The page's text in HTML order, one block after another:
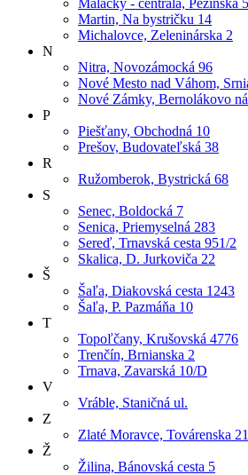
Martin, Na bystričku 14
Michalovce, Zeleninárska 2
N
Nitra, Novozámocká 96
Nové Mesto nad Váhom,
Nové Zámky, Bernolákovo
P
Piešťany, Obchodná 10
Prešov, Budovateľská 38
R
Ružomberok, Bystrická 68
S
Senec, Boldocká 7
Senica, Priemyselná 283
Sereď, Trnavská cesta 951/2
Skalica, D. Jurkoviča 22
Š
Šaľa, Diakovská cesta 1243
Šaľa, P. Pazmáňa 10
T
Topoľčany, Krušovská 4776
Trenčín, Brnianska 2
Trnava, Zavarská 10/D
V
Vráble, Staničná ul.
Z
Zlaté Moravce, Továrenska
Ž
Žilina, Bánovská cesta 5